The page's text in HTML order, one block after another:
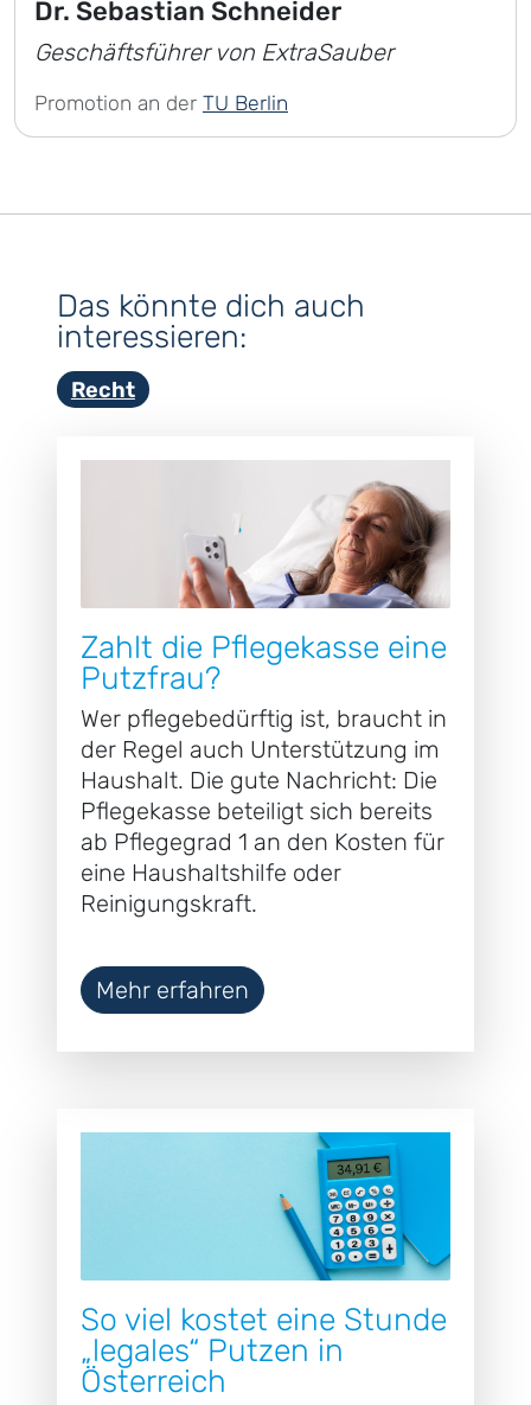
Dr. Sebastian Schneider
Geschäftsführer von ExtraSauber
Promotion an der TU Berlin
Das könnte dich auch
interessieren:
Recht
Zahlt die Pflegekasse eine
Putzfrau?
Wer pflegebedürftig ist, braucht in
der Regel auch Unterstützung im
Haushalt. Die gute Nachricht: Die
Pflegekasse beteiligt sich bereits
ab Pflegegrad 1 an den Kosten für
eine Haushaltshilfe oder
Reinigungskraft.
Mehr erfahren
So viel kostet eine Stunde
„legales“ Putzen in
Österreich